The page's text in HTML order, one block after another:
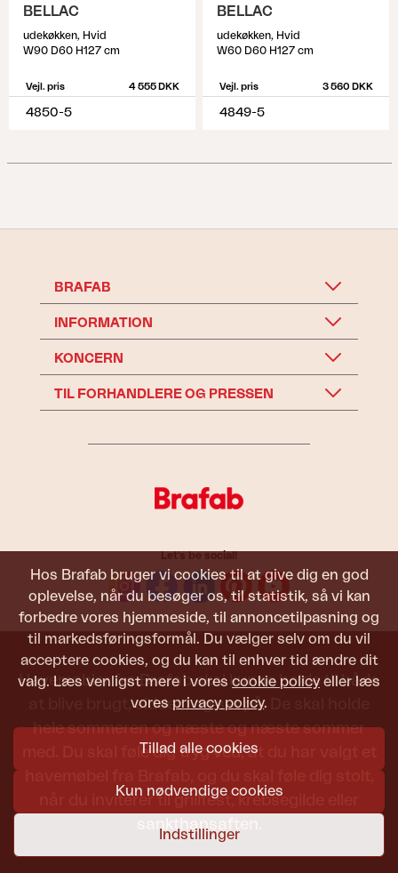
Hos Brafab bruger vi cookies til at give dig en god
oplevelse, når du besøger os, til statistik, så vi kan
forbedre vores hjemmeside, til annoncetilpasning og
til markedsføringsformål. Du vælger selv om du vil
acceptere cookies, og du kan til enhver tid ændre dit
valg. Læs venligst mere i vores cookie policy eller læs
vores privacy policy.
Tillad alle cookies
Kun nødvendige cookies
Indstillinger
BELLAC
udekøkken, Hvid
W90 D60 H127 cm
Vejl. pris 4 555 DKK
4850-5
BELLAC
udekøkken, Hvid
W60 D60 H127 cm
Vejl. pris 3 560 DKK
4849-5
BRAFAB
INFORMATION
KONCERN
TIL FORHANDLERE OG PRESSEN
Let's be social!
Havemøbler fra Brafab skal kunne holde til både
at blive brugt, siddet i og set på. De skal holde
hele sommeren og næste og næste sommer
med. Du skal føle dig tryg ved, at du har valgt et
når du inviterer til grillfest, krebsegilde eller